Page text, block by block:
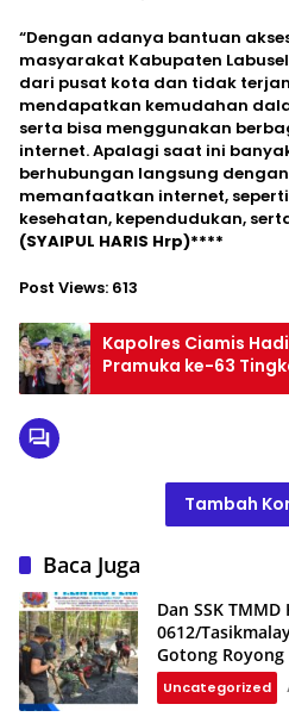
“Dengan adanya bantuan
masyarakat Kabupaten
dari pusat kota dan tidak
mendapatkan kemudahan
serta bisa menggunakan
internet. Apalagi saat ini
berhubungan langsung
memanfaatkan internet,
kesehatan, kependudukan,
(SYAIPUL HARIS Hrp)****
Post Views: 613
Kapolres Ciamis
Pramuka ke-63
Tambah
Baca Juga
Dan SSK
0612/
Gotong
Rakyat
Uncategorized